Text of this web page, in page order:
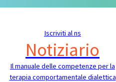
Iscriviti al ns
Notiziario
Il manuale delle competenze per la
terapia comportamentale dialettica